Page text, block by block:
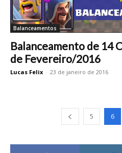
Balanceamentos
Balanceamento de 14
de Fevereiro/2016
Lucas Felix - 23 de janeiro de 2016
5 6